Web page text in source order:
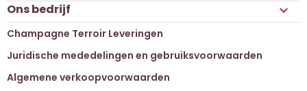
Ons bedrijf 
Champagne Terroir Leveringen
Juridische mededelingen en gebruiksvoorwaarden
Algemene verkoopvoorwaarden